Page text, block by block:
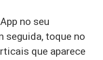
no seu
seguida, toque no
que aparece